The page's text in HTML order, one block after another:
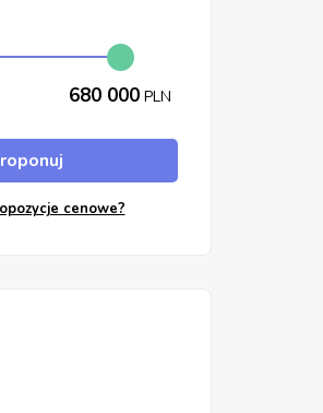
680 000 PLN
cenowe?